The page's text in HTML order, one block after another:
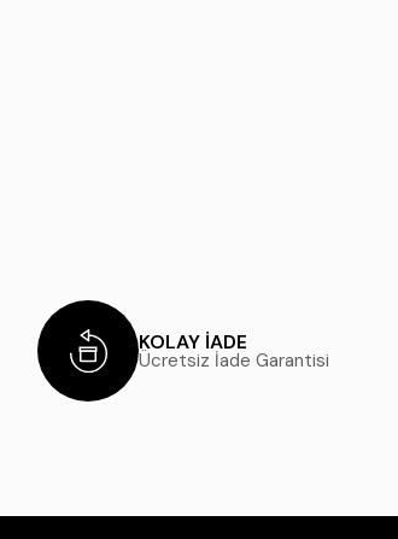
KOLAY İADE
Ücretsiz İade Garantisi